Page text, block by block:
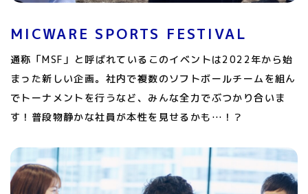
MICWARE SPORTS FESTIVAL
通称「MSF」と呼ばれているこのイベントは2022年から始
まった新しい企画。社内で複数のソフトボールチームを組ん
でトーナメントを行うなど、みんな全力でぶつかり合いま
す！普段物静かな社員が本性を見せるかも…！？